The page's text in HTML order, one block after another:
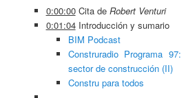
0:00:00Cita de Robert Venturi
0:01:04Introducción y sumario
BIM Podcast
Construradio Programa
sector de construcción (II)
Constru para todos